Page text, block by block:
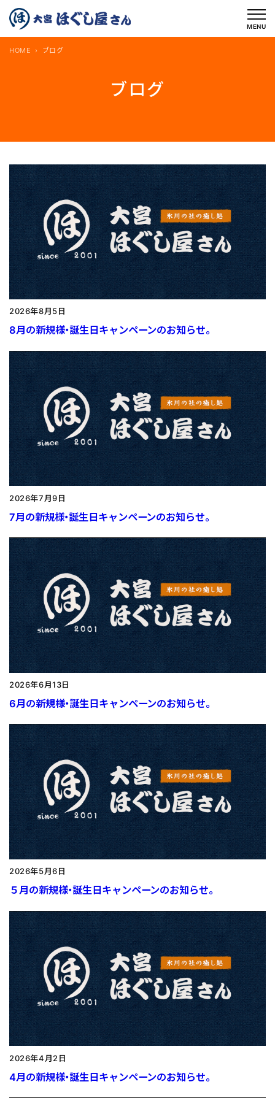
を
MENU
ブログ
HOME ブログ
2026年8月5日
8月の新規様・誕生日キャンペーンのお知らせ。
2026年7月9日
7月の新規様・誕生日キャンペーンのお知らせ。
2026年6月13日
6月の新規様・誕生日キャンペーンのお知らせ。
2026年5月6日
５月の新規様・誕生日キャンペーンのお知らせ。
2026年4月2日
4月の新規様・誕生日キャンペーンのお知らせ。